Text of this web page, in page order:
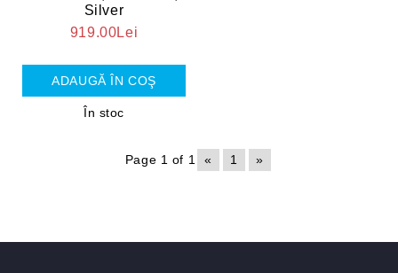
Silver
919.00Lei
În stoc
Page 1 of 1 « 1 »